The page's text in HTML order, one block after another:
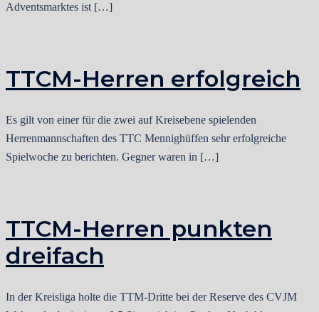
Adventsmarktes ist […]
TTCM-Herren erfolgreich
Es gilt von einer für die zwei auf Kreisebene spielenden
Herrenmannschaften des TTC Mennighüffen sehr erfolgreiche
Spielwoche zu berichten. Gegner waren in […]
TTCM-Herren punkten
dreifach
In der Kreisliga holte die TTM-Dritte bei der Reserve des CVJM